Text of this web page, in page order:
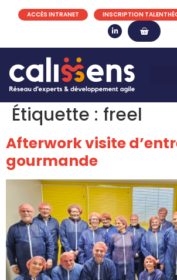
ACCÈS INTRANET INSCRIPTION
Étiquette : freel
Afterwork visite
gourmande